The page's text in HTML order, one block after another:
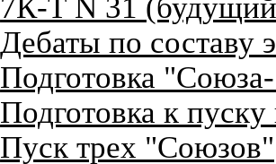
7К-Т N 31
Дебаты по
Подготовка
Подготовка к
Пуск трех "Союзов"